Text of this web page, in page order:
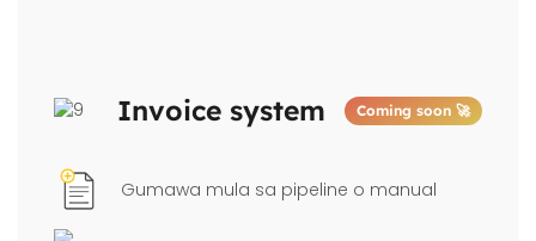
Invoice system Coming soon 🚀
Gumawa mula sa pipeline o manual